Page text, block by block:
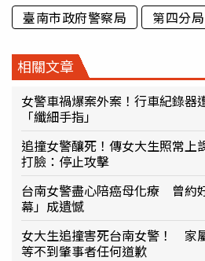
臺南市政府警察局
第四分局
相關文章
女警車禍爆案外案！行車紀錄
「纖細手指」
追撞女警釀死！傳女大生照常
打臉：停止攻擊
台南女警盡心陪癌母化療 曾約
幕」成遺憾
女大生追撞害死台南女警！ 家
等不到肇事者任何道歉